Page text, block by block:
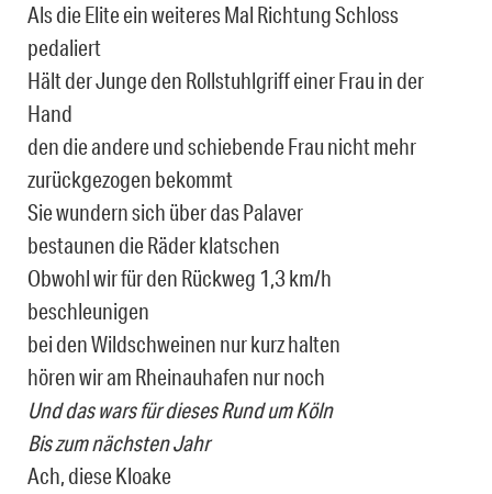
Als die Elite ein weiteres Mal Richtung Schloss
pedaliert
Hält der Junge den Rollstuhlgriff einer Frau in der
Hand
den die andere und schiebende Frau nicht mehr
zurückgezogen bekommt
Sie wundern sich über das Palaver
bestaunen die Räder klatschen
Obwohl wir für den Rückweg 1,3 km/h
beschleunigen
bei den Wildschweinen nur kurz halten
hören wir am Rheinauhafen nur noch
Und das wars für dieses Rund um Köln
Bis zum nächsten Jahr
Ach, diese Kloake